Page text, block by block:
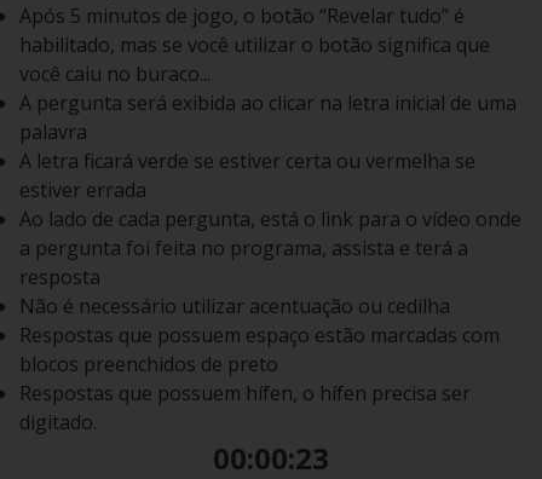
Após 5 minutos de jogo, o botão “Revelar tudo” é
habilitado, mas se você utilizar o botão significa que
você caiu no buraco...
A pergunta será exibida ao clicar na letra inicial de uma
palavra
A letra ficará verde se estiver certa ou vermelha se
estiver errada
Ao lado de cada pergunta, está o link para o vídeo onde
a pergunta foi feita no programa, assista e terá a
resposta
Não é necessário utilizar acentuação ou cedilha
Respostas que possuem espaço estão marcadas com
blocos preenchidos de preto
Respostas que possuem hífen, o hífen precisa ser
digitado.
00:00:24